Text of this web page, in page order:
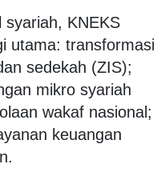
syariah, KNEKS
utama: transformasi
sedekah (ZIS);
mikro syariah
wakaf nasional;
keuangan